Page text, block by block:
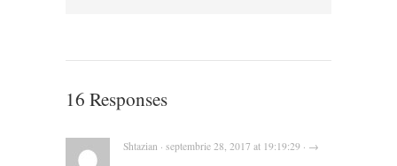
16 Responses
Shtazian · septembrie 28, 2017 at 19:19:29 · →